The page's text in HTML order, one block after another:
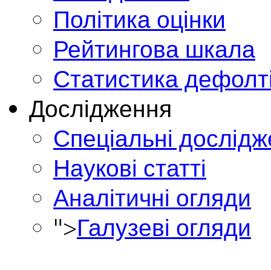
Політика оцінки
Рейтингова шкала
Статистика
Дослідження
Спеціальні
Наукові статті
Аналітичні огляди
">Галузеві огляди